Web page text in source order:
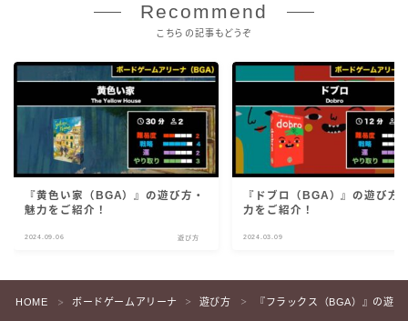
Recommend
こちらの記事もどうぞ
『黄色い家（BGA）』の遊び方・
魅力をご紹介！
2024.09.06 遊び方
『ドブロ（BGA）』の遊び方
力をご紹介！
2024.03.09
HOME ＞ ボードゲームアリーナ ＞ 遊び方 ＞ 『フラックス（BGA）』の遊